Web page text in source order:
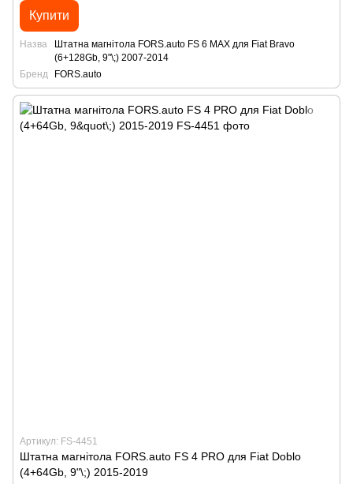
Купити
Назва
Штатна магнітола FORS.auto FS 6 MAX для Fiat Bravo
(6+128Gb, 9"\;) 2007-2014
Бренд
FORS.auto
Артикул: FS-4451
Штатна магнітола FORS.auto FS 4 PRO для Fiat Doblo
(4+64Gb, 9"\;) 2015-2019